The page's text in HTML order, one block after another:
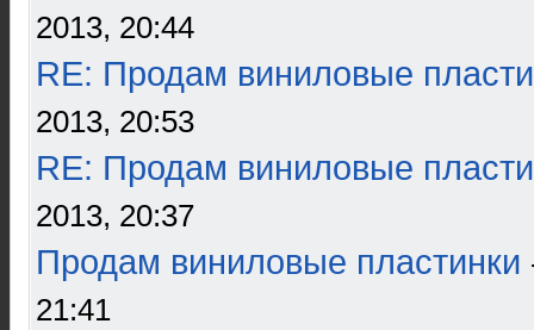
2013, 20:44
RE: Продам виниловые
2013, 20:53
RE: Продам виниловые
2013, 20:37
Продам виниловые пластинки
21:41